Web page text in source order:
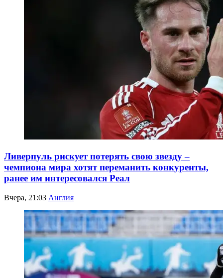
Ливерпуль рискует потерять свою звезду –
чемпиона мира хотят переманить конкуренты,
ранее им интересовался Реал
Вчера, 21:03 Англия